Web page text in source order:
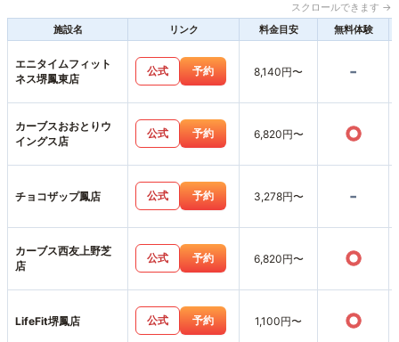
スクロールできます →
施設名
リンク 料金目安 無料体験
エニタイムフィット
ネス堺鳳東店
公式 予約 8,140円〜 -
カーブスおおとりウ
イングス店
公式 予約 6,820円〜 ○
チョコザップ鳳店 公式 予約 3,278円〜 -
カーブス西友上野芝
店
公式 予約 6,820円〜 ○
LifeFit堺鳳店 公式 予約 1,100円〜 ○